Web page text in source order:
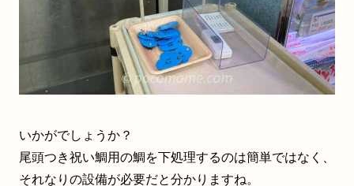
いかがでしょうか？
尾頭つき祝い鯛用の鯛を下処理するのは簡単ではなく、
それなりの設備が必要だと分かりますね。